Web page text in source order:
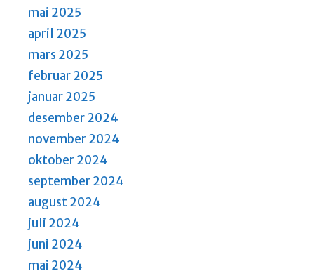
mai 2025
april 2025
mars 2025
februar 2025
januar 2025
desember 2024
november 2024
oktober 2024
september 2024
august 2024
juli 2024
juni 2024
mai 2024